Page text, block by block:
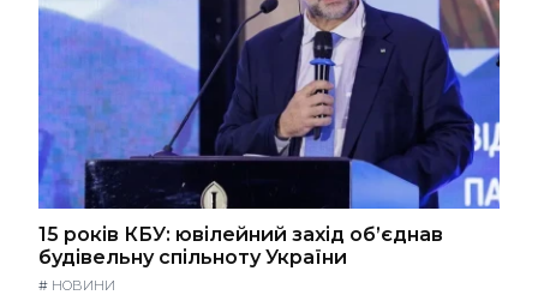
15 років КБУ: ювілейний захід об’єднав
будівельну спільноту України
# НОВИНИ